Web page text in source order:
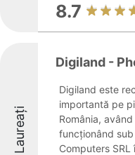
8.7
Laureați
Digiland -
Digiland este
importantă pe
România,
funcționând
Computers